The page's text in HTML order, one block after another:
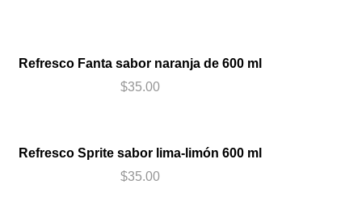
Refresco Fanta sabor naranja de 600 ml
$35.00
Refresco Sprite sabor lima-limón 600 ml
$35.00